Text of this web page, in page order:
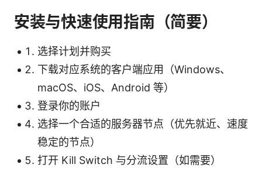
安装与快速使用指南（简要）
选择计划并购买
下载对应系统的客户端应用（Windows、
macOS、iOS、Android 等）
登录你的账户
选择一个合适的服务器节点（优先就近、速度
稳定的节点）
打开 Kill Switch 与分流设置（如需要）